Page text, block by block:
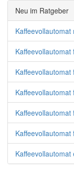
Neu im Ratgeber
Kaffeevollautomat
Kaffeevollautomat
Kaffeevollautomat